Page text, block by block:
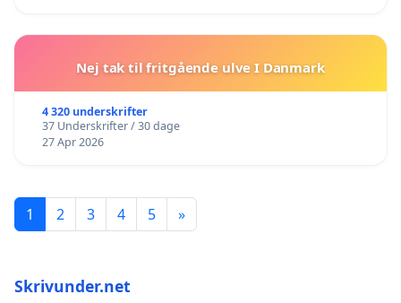
Nej tak til fritgående ulve I Danmark
4 320 underskrifter
37 Underskrifter / 30 dage
27 Apr 2026
1 2 3 4 5 »
Skrivunder.net